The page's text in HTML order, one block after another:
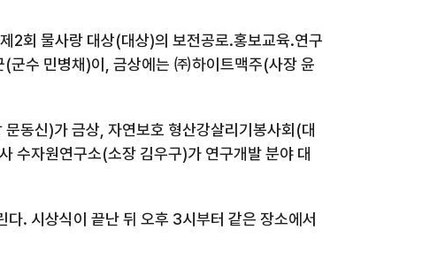
2회 물사랑 대상(대상)의 보전공로.홍보교육.연구
(군수 민병채)이, 금상에는 ㈜하이트맥주(사장 윤
동신)가 금상, 자연보호 형산강살리기봉사회(대
수자원연구소(소장 김우구)가 연구개발 분야 대
. 시상식이 끝난 뒤 오후 3시부터 같은 장소에서